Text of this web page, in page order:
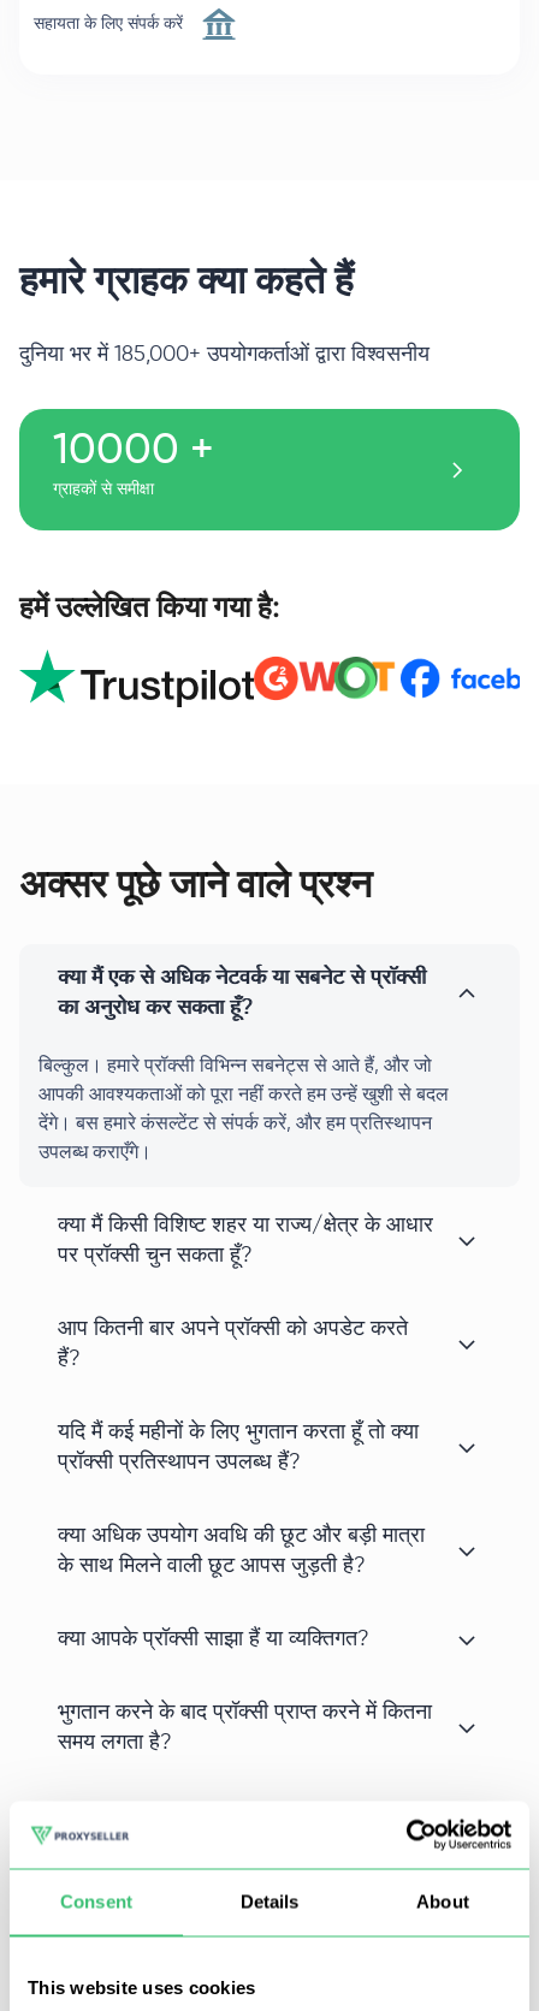
Consent Details About
This website uses cookies
सहायता के लिए संपर्क करें
हमारे ग्राहक क्या कहते हैं
दुनिया भर में 185,000+ उपयोगकर्ताओं द्वारा विश्वसनीय
10000 +
ग्राहकों से समीक्षा
हमें उल्लेखित किया गया है:
अक्सर पूछे जाने वाले प्रश्न
क्या मैं एक से अधिक नेटवर्क या सबनेट से प्रॉक्सी
का अनुरोध कर सकता हूँ?
बिल्कुल। हमारे प्रॉक्सी विभिन्न सबनेट्स से आते हैं, और जो
आपकी आवश्यकताओं को पूरा नहीं करते हम उन्हें खुशी से बदल
देंगे। बस हमारे कंसल्टेंट से संपर्क करें, और हम प्रतिस्थापन
उपलब्ध कराएँगे।
क्या मैं किसी विशिष्ट शहर या राज्य/क्षेत्र के आधार
पर प्रॉक्सी चुन सकता हूँ?
आप कितनी बार अपने प्रॉक्सी को अपडेट करते
हैं?
यदि मैं कई महीनों के लिए भुगतान करता हूँ तो क्या
प्रॉक्सी प्रतिस्थापन उपलब्ध हैं?
क्या अधिक उपयोग अवधि की छूट और बड़ी मात्रा
के साथ मिलने वाली छूट आपस जुड़ती है?
क्या आपके प्रॉक्सी साझा हैं या व्यक्तिगत?
भुगतान करने के बाद प्रॉक्सी प्राप्त करने में कितना
समय लगता है?
Minecraft एक लोकप्रिय ऑनलाइन गेम है जिसने अपनी सादगी और
कार्रवाई की स्वतंत्रता के कारण दुनिया भर में लाखों गेमर्स को आकर्षित किया